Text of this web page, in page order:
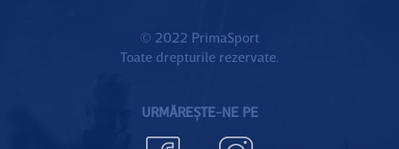
© 2022 PrimaSport
Toate drepturile rezervate.
URMĂREȘTE-NE PE